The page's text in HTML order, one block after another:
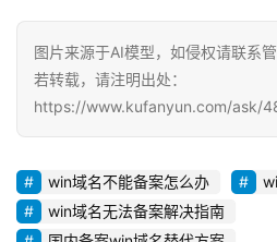
图片来源于AI模型，如侵权请联系
若转载，请注明出处：
https://www.kufanyun.com/ask/
win域名不能备案怎么办
win域名无法备案解决指南